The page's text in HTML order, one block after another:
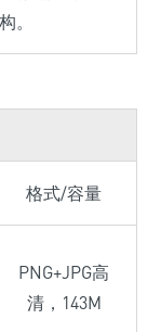
。
格式/容量
PNG+JPG高
清，143M